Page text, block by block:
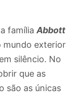
a família Abbott
mundo exterior
silêncio. No
que as
são as únicas